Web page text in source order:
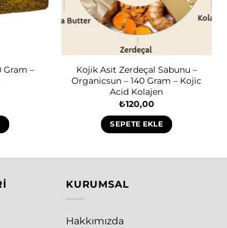
Gram –
Kojik Asit Zerdeçal Sabunu –
Organicsun – 140 Gram – Kojic
Acid Kolajen
₺120,00
SEPETE EKLE
KURUMSAL
Hakkımızda